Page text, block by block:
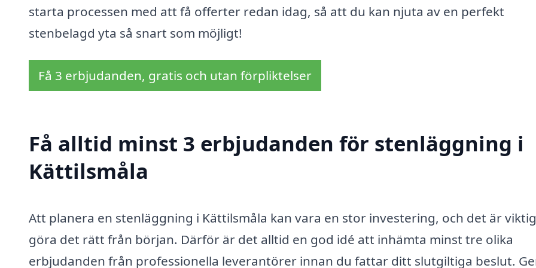
starta processen med att få offerter redan idag, så att du kan njuta av en perfekt
stenbelagd yta så snart som möjligt!
Få 3 erbjudanden, gratis och utan förpliktelser
Få alltid minst 3 erbjudanden för stenläggning i
Kättilsmåla
Att planera en stenläggning i Kättilsmåla kan vara en stor investering, och det är
göra det rätt från början. Därför är det alltid en god idé att inhämta minst tre olika
erbjudanden från professionella leverantörer innan du fattar ditt slutgiltiga beslut.